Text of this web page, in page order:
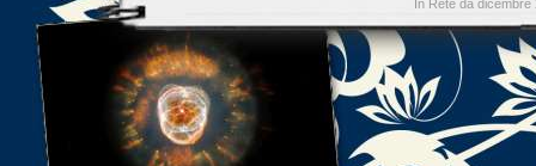
In Rete da dicembre